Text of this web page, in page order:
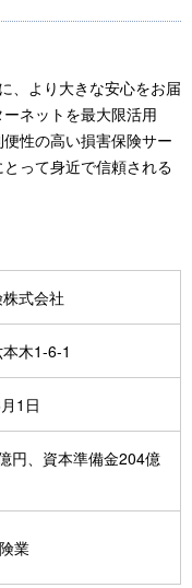
、より大きな安心をお届
ネットを最大限活用
性の高い損害保険サー
って身近で信頼される
式会社
木1-6-1
1日
円、資本準備金204億
業